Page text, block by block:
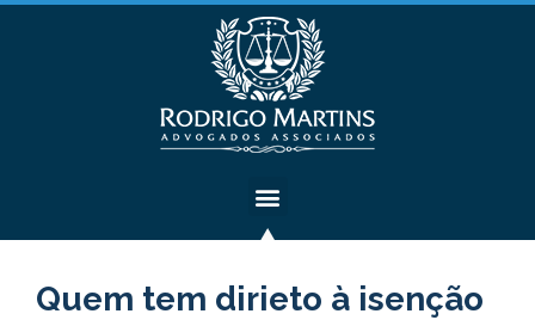
Quem tem dirieto à isenção